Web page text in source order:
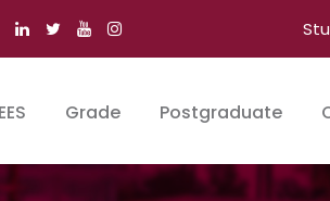
Grade Postgraduate